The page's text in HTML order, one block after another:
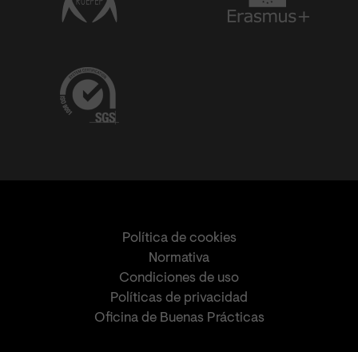
Política de cookies
Normativa
Condiciones de uso
Políticas de privacidad
Oficina de Buenas Prácticas